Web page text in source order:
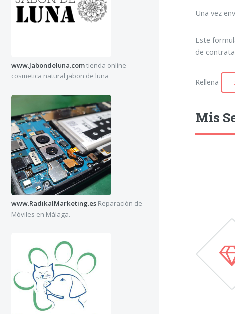
Una vez
Este
de
Rellena
Mis
www.Jabondeluna.comtienda online
cosmetica natural jabon de luna
www.RadikalMarketing.es Reparación de
Móviles en Málaga.